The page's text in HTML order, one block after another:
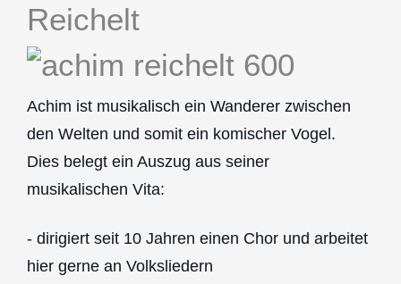
Reichelt
Achim ist musikalisch ein Wanderer zwischen
den Welten und somit ein komischer Vogel.
Dies belegt ein Auszug aus seiner
musikalischen Vita:
- dirigiert seit 10 Jahren einen Chor und arbeitet
hier gerne an Volksliedern